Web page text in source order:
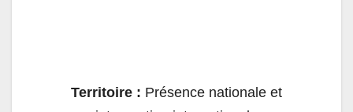
Territoire : Présence nationale et